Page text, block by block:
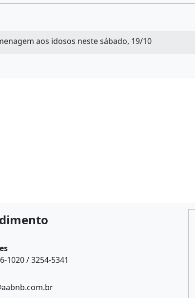
aos idosos neste sábado, 19/10
1020 / 3254-5341